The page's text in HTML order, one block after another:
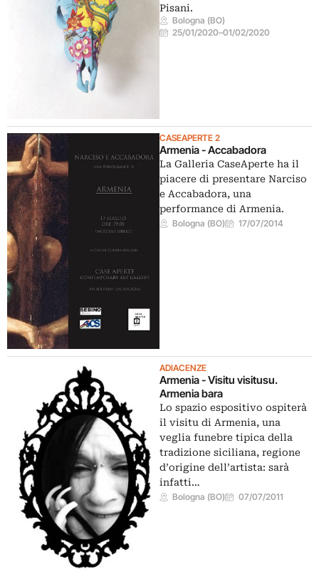
Pisani.
Bologna (BO)
25/01/2020–01/02/2020
CASEAPERTE 2
Armenia - Accabadora
La Galleria CaseAperte ha il
piacere di presentare Narciso
e Accabadora, una
performance di Armenia.
Bologna (BO) 17/07/2014
ADIACENZE
Armenia - Visitu visitusu.
Armenia bara
Lo spazio espositivo ospiterà
il visitu di Armenia, una
veglia funebre tipica della
tradizione siciliana, regione
d’origine dell’artista: sarà
infatti…
Bologna (BO) 07/07/2011